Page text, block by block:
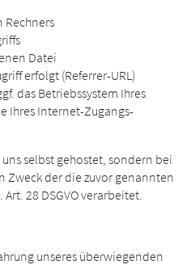
Rechners
Datei
erfolgt (Referrer-URL)
das Betriebssystem Ihres
Ihres Internet-Zugangs-
selbst gehostet, sondern bei
Zweck der die zuvor genannten
28 DSGVO verarbeitet.
unseres überwiegenden